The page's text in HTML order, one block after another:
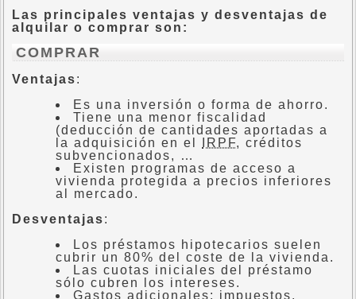
Las principales ventajas y desventajas de
alquilar o comprar son:
COMPRAR
Ventajas:
Es una inversión o forma de ahorro.
Tiene una menor fiscalidad
(deducción de cantidades aportadas a
la adquisición en el
IRPF, créditos
subvencionados, …
Existen programas de acceso a
vivienda protegida a precios inferiores
al mercado.
Desventajas:
Los préstamos hipotecarios suelen
cubrir un 80% del coste de la vivienda.
Las cuotas iniciales del préstamo
sólo cubren los intereses.
Gastos adicionales: impuestos,